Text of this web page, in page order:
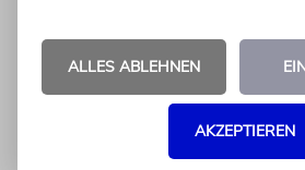
ALLES ABLEHNEN
AKZEPTIEREN